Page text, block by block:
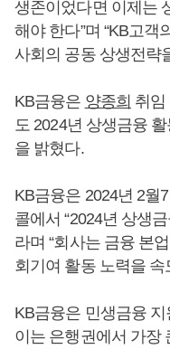
생존이었다면 이제는
해야 한다”며 “KB고
사회의 공동 상생전략
KB금융은 양종희 취임
도 2024년 상생금융
을 밝혔다.
KB금융은 2024년 2월
콜에서 “2024년 상생
라며 “회사는 금융 본
회기여 활동 노력을 속
KB금융은 민생금융
이는 은행권에서 가장